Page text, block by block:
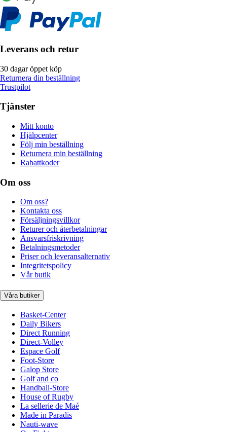
Leverans och retur
30 dagar öppet köp
Returnera din beställning
Trustpilot
Tjänster
Mitt konto
Hjälpcenter
Följ min beställning
Returnera min beställning
Rabattkoder
Om oss
Om oss?
Kontakta oss
Försäljningsvillkor
Returer och återbetalningar
Ansvarsfriskrivning
Betalningsmetoder
Priser och leveransalternativ
Integritetspolicy
Vår butik
Våra butiker
Basket-Center
Daily Bikers
Direct Running
Direct-Volley
Espace Golf
Foot-Store
Galop Store
Golf and co
Handball-Store
House of Rugby
La sellerie de Maé
Made in Paradis
Nauti-wave